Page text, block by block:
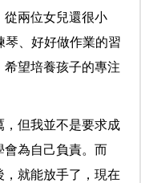
從兩位女兒還很小
琴、好好做作業的習
望培養孩子的專注
，但我並不是要求成
會為自己負責。而
，就能放手了，現在